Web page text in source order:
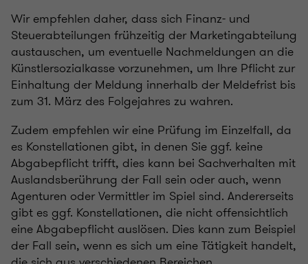
Wir empfehlen daher, dass sich Finanz- und
Steuerabteilungen frühzeitig der Marketingabteilung
austauschen, um eventuelle Nachmeldungen an die
Künstlersozialkasse vorzunehmen, um Ihre Pflicht zur
Einhaltung der Meldung innerhalb der Meldefrist bis
zum 31. März des Folgejahres zu wahren.
Zudem empfehlen wir eine Prüfung im Einzelfall, da
es Konstellationen gibt, in denen Sie ggf. keine
Abgabepflicht trifft, dies kann bei Sachverhalten mit
Auslandsberührung der Fall sein oder auch, wenn
Agenturen oder Vermittler im Spiel sind. Andererseits
gibt es ggf. Konstellationen, die nicht offensichtlich
eine Abgabepflicht auslösen. Dies kann zum Beispiel
der Fall sein, wenn es sich um eine Tätigkeit handelt,